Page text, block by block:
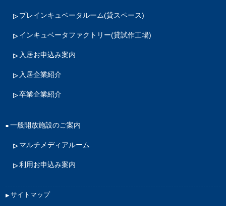
プレインキュベータルーム(貸スペース)
インキュベータファクトリー(貸試作工場)
入居お申込み案内
入居企業紹介
卒業企業紹介
一般開放施設のご案内
マルチメディアルーム
利用お申込み案内
サイトマップ